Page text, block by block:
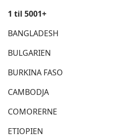
1 til 5001+
BANGLADESH
BULGARIEN
BURKINA FASO
CAMBODJA
COMORERNE
ETIOPIEN